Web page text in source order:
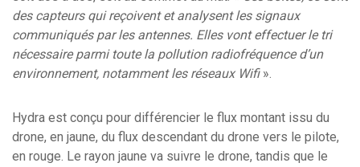
des capteurs qui reçoivent et analysent les signaux
communiqués par les antennes. Elles vont effectuer le tri
nécessaire parmi toute la pollution radiofréquence d’un
environnement, notamment les réseaux Wifi ».
Hydra est conçu pour différencier le flux montant issu du
drone, en jaune, du flux descendant du drone vers le pilote,
en rouge. Le rayon jaune va suivre le drone, tandis que le